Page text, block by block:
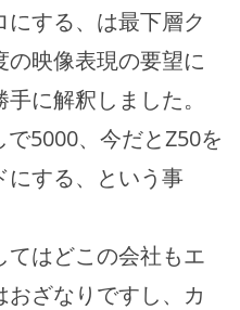
する、は最下層ク
の映像表現の要望に
に解釈しました。
5000、今だとZ50を
にする、という事
てはどこの会社もエ
おざなりですし、カ